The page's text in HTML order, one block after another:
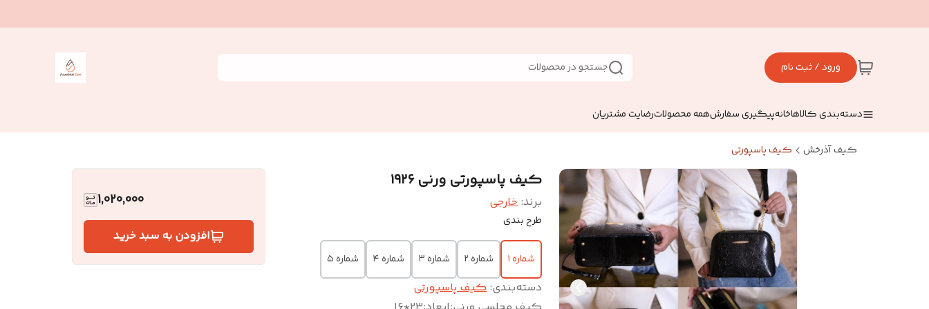
ورود / ثبت نام جستجو در محصولات
دسته‌بندی کالاهاخانهپیگیری سفارشهمه محصولاترضایت مشتریان
کیف آذرخش کیف پاسپورتی
کیف پاسپورتی ورنی ۱۹۲۶
برند:خارجی
طرح بندی
شماره ۱ شماره ۲ شماره ۳ شماره ۴ شماره ۵
دسته‌بندی:کیف پاسپورتی
1,020,000
افزودن به سبد خرید